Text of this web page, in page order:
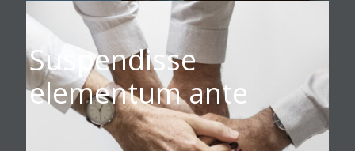
Suspendisse
elementum ante